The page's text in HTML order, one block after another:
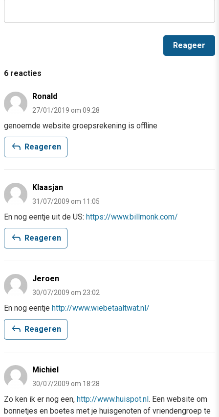
6 reacties
Ronald
27/01/2019 om 09:28
genoemde website groepsrekening is offline
reply Reageren
Klaasjan
31/07/2009 om 11:05
En nog eentje uit de US: https://www.billmonk.com/
reply Reageren
Jeroen
30/07/2009 om 23:02
En nog eentje http://www.wiebetaaltwat.nl/
reply Reageren
Michiel
30/07/2009 om 18:28
Zo ken ik er nog een, http://www.huispot.nl. Een website om
bonnetjes en boetes met je huisgenoten of vriendengroep te